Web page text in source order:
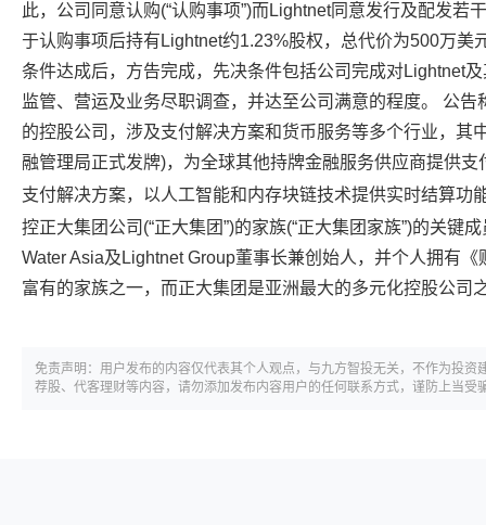
此，公司同意认购(“认购事项”)而Lightnet同意发行及配发若
于认购事项后持有Lightnet约1.23%股权，总代价为500万美
条件达成后，方告完成，先决条件包括公司完成对Lightnet
监管、营运及业务尽职调查，并达至公司满意的程度。 公
的控股公司，涉及支付解决方案和货币服务等多个行业，其
融管理局正式发牌)，为全球其他持牌金融服务供应商提供
支付解决方案，以 人工智能和内存块链技术提供实时结算功
控正大集团公司(“正大集团”)的家族(“正大集团家族”)的关键
Water Asia及Lightnet Group董事长兼创始人，并个人拥有
富有的家族之一，而正大集团是亚洲最大的多元化控股公司
免责声明：用户发布的内容仅代表其个人观点，与九方智投无关，不作为投
荐股、代客理财等内容，请勿添加发布内容用户的任何联系方式，谨防上当受